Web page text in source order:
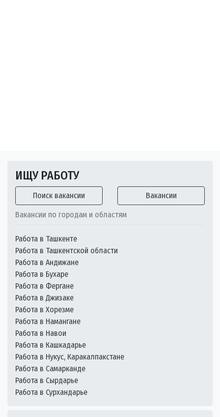
ИЩУ РАБОТУ
Поиск вакансии Вакансии
Вакансии по городам и областям
Работа в Ташкенте
Работа в Ташкентской области
Работа в Андижане
Работа в Бухаре
Работа в Фергане
Работа в Джизаке
Работа в Хорезме
Работа в Намангане
Работа в Навои
Работа в Кашкадарье
Работа в Нукус, Каракалпакстане
Работа в Самарканде
Работа в Сырдарье
Работа в Сурхандарье